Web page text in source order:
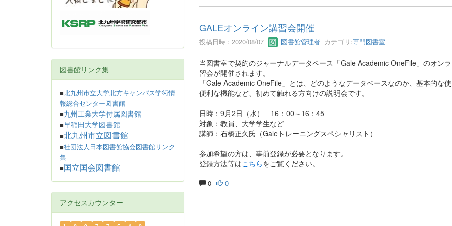
GALEオンライン講習会開催
投稿日時 : 2020/08/07 図書館管理者カテゴリ:専門図書室
当図書室で契約のジャーナルデータベース「Gale Academic OneFile」のオン
習会が開催されます。
「Gale Academic OneFile」とは、どのようなデータベースなのか、基本的な使
便利な機能など、初めて触れる方向けの説明会です。
日時：9月2日（水） 16：00～16：45
対象：教員、大学学生など
講師：石橋正久氏（Galeトレーニングスペシャリスト）
参加希望の方は、事前登録が必要となります。
登録方法等はこちらをご覧ください。
0 0
図書館リンク集
■北九州市立大学北方キャンパス学術情
報総合センター図書館
■九州工業大学付属図書館
■早稲田大学図書館
■北九州市立図書館
■社団法人日本図書館協会図書館リンク
集
■ 国立国会図書館
アクセスカウンター